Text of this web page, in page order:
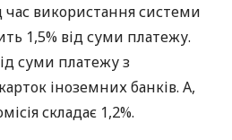
час використання системи
1,5% від суми платежу.
суми платежу з
іноземних банків. А,
складає 1,2%.